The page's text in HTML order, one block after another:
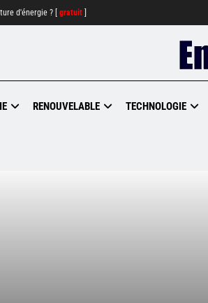
d'énergie ? [ gratuit
RENOUVELABLE TECHNOLOGIE